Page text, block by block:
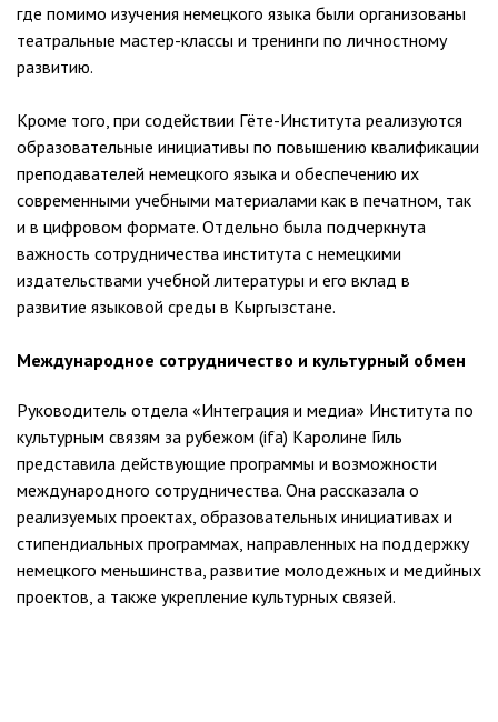
где помимо изучения немецкого языка были организованы
театральные мастер-классы и тренинги по личностному
развитию.
Кроме того, при содействии Гёте-Института реализуются
образовательные инициативы по повышению квалификации
преподавателей немецкого языка и обеспечению их
современными учебными материалами как в печатном, так
и в цифровом формате. Отдельно была подчеркнута
важность сотрудничества института с немецкими
издательствами учебной литературы и его вклад в
развитие языковой среды в Кыргызстане.
Международное сотрудничество и культурный обмен
Руководитель отдела «Интеграция и медиа» Института по
культурным связям за рубежом (ifa) Каролине Гиль
представила действующие программы и возможности
международного сотрудничества. Она рассказала о
реализуемых проектах, образовательных инициативах и
стипендиальных программах, направленных на поддержку
немецкого меньшинства, развитие молодежных и медийных
проектов, а также укрепление культурных связей.